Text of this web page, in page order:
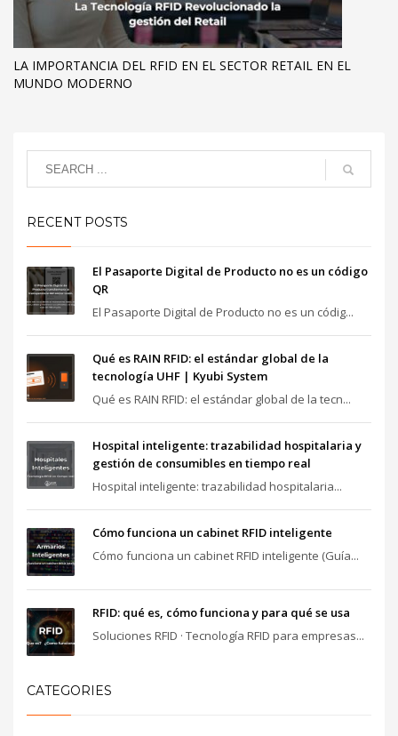
LA IMPORTANCIA DEL RFID EN EL SECTOR RETAIL EN EL
MUNDO MODERNO
RECENT POSTS
El Pasaporte Digital de Producto no es un código
QR
El Pasaporte Digital de Producto no es un códig...
Qué es RAIN RFID: el estándar global de la
tecnología UHF | Kyubi System
Qué es RAIN RFID: el estándar global de la tecn...
Hospital inteligente: trazabilidad hospitalaria y
gestión de consumibles en tiempo real
Hospital inteligente: trazabilidad hospitalaria...
Cómo funciona un cabinet RFID inteligente
Cómo funciona un cabinet RFID inteligente (Guía...
RFID: qué es, cómo funciona y para qué se usa
Soluciones RFID · Tecnología RFID para empresas...
CATEGORIES